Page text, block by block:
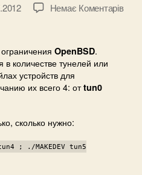
Немає Коментарівдо
OpenBSD.
в количестве тунелей или
устройств для
их всего 4: отtun0
сколько нужно:
; ./MAKEDEV tun5